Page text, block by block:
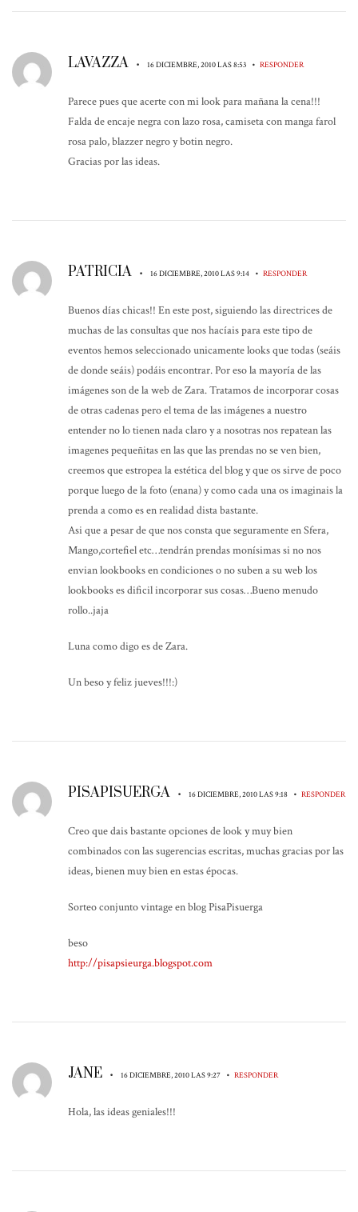
LAVAZZA • 16 DICIEMBRE, 2010 LAS 8:53 • RESPONDER
Parece pues que acerte con mi look para mañana la cena!!!
Falda de encaje negra con lazo rosa, camiseta con manga farol
rosa palo, blazzer negro y botin negro.
Gracias por las ideas.
PATRICIA • 16 DICIEMBRE, 2010 LAS 9:14 • RESPONDER
Buenos días chicas!! En este post, siguiendo las directrices de
muchas de las consultas que nos hacíais para este tipo de
eventos hemos seleccionado unicamente looks que todas (seáis
de donde seáis) podáis encontrar. Por eso la mayoría de las
imágenes son de la web de Zara. Tratamos de incorporar cosas
de otras cadenas pero el tema de las imágenes a nuestro
entender no lo tienen nada claro y a nosotras nos repatean las
imagenes pequeñitas en las que las prendas no se ven bien,
creemos que estropea la estética del blog y que os sirve de poco
porque luego de la foto (enana) y como cada una os imaginais la
prenda a como es en realidad dista bastante.
Asi que a pesar de que nos consta que seguramente en Sfera,
Mango,cortefiel etc…tendrán prendas monísimas si no nos
envian lookbooks en condiciones o no suben a su web los
lookbooks es dificil incorporar sus cosas…Bueno menudo
rollo..jaja
Luna como digo es de Zara.
Un beso y feliz jueves!!!:)
PISAPISUERGA • 16 DICIEMBRE, 2010 LAS 9:18 • RESPONDER
Creo que dais bastante opciones de look y muy bien
combinados con las sugerencias escritas, muchas gracias por las
ideas, bienen muy bien en estas épocas.
Sorteo conjunto vintage en blog PisaPisuerga
beso
http://pisapsieurga.blogspot.com
JANE • 16 DICIEMBRE, 2010 LAS 9:27 • RESPONDER
Hola, las ideas geniales!!!